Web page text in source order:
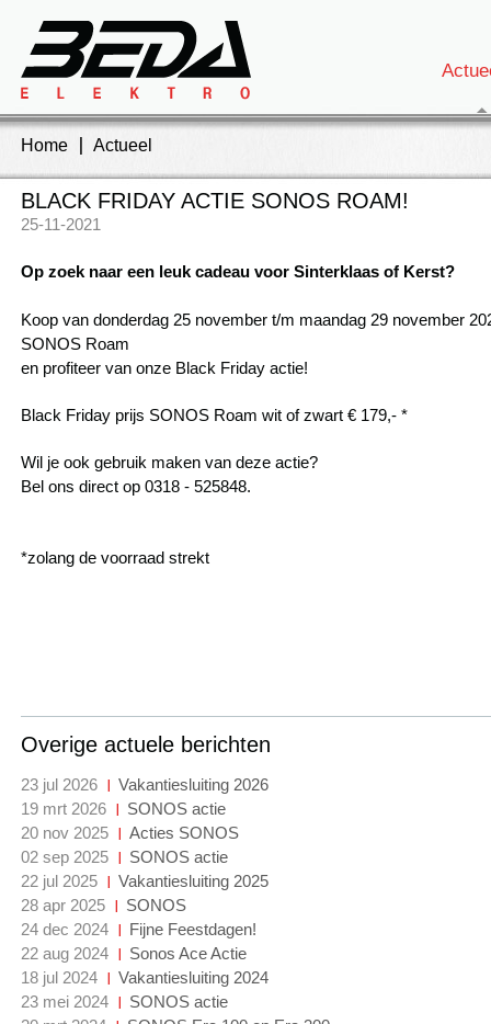
Home Actueel
BLACK FRIDAY ACTIE SONOS ROAM!
25-11-2021
Op zoek naar een leuk cadeau voor Sinterklaas of Kerst?
Koop van donderdag 25 november t/m maandag 29 november
SONOS Roam
en profiteer van onze Black Friday actie!
Black Friday prijs SONOS Roam wit of zwart € 179,- *
Wil je ook gebruik maken van deze actie?
Bel ons direct op 0318 - 525848.
*zolang de voorraad strekt
Overige actuele berichten
23 jul 2026
Vakantiesluiting 2026
19 mrt 2026
SONOS actie
20 nov 2025
Acties SONOS
02 sep 2025
SONOS actie
22 jul 2025
Vakantiesluiting 2025
28 apr 2025
SONOS
24 dec 2024
Fijne Feestdagen!
22 aug 2024
Sonos Ace Actie
18 jul 2024
Vakantiesluiting 2024
23 mei 2024
SONOS actie